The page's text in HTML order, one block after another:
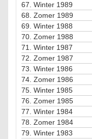
67. Winter 1989
68. Zomer 1989
69. Winter 1988
70. Zomer 1988
71. Winter 1987
72. Zomer 1987
73. Winter 1986
74. Zomer 1986
75. Winter 1985
76. Zomer 1985
77. Winter 1984
78. Zomer 1984
79. Winter 1983